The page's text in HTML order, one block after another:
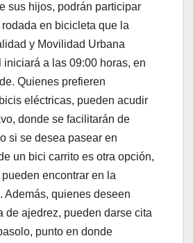
sus hijos, podrán participar
en bicicleta que la
y Movilidad Urbana
a las 09:00 horas, en
Quienes prefieren
eléctricas, pueden acudir
donde se facilitarán de
si se desea pasear en
un bici carrito es otra opción,
encontrar en la
Además, quienes deseen
de ajedrez, pueden darse cita
punto en donde